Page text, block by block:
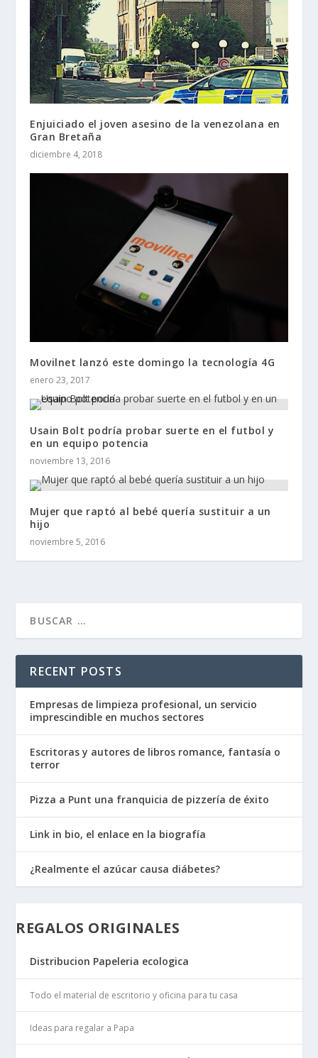
Enjuiciado el joven asesino de la venezolana en
Gran Bretaña
diciembre 4, 2018
Movilnet lanzó este domingo la tecnología 4G
enero 23, 2017
Usain Bolt podría probar suerte en el futbol y
en un equipo potencia
noviembre 13, 2016
Mujer que raptó al bebé quería sustituir a un
hijo
noviembre 5, 2016
RECENT POSTS
Empresas de limpieza profesional, un servicio
imprescindible en muchos sectores
Escritoras y autores de libros romance, fantasía o
terror
Pizza a Punt una franquicia de pizzería de éxito
Link in bio, el enlace en la biografía
¿Realmente el azúcar causa diábetes?
REGALOS ORIGINALES
Distribucion Papeleria ecologica
Todo el material de escritorio y oficina para tu casa
Ideas para regalar a Papa